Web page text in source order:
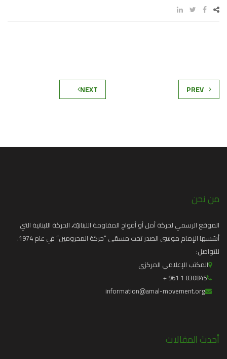
PREV
NEXT
من نحن
الموقع الرسمي لحركة أمل أو أفواج المقاومة اللبنانيّة،الحركة اللبنانية التي
أسّسها الإمام موسى الصدر تحت مسمّى “حركة المحرومين” في عام 1974.
للتواصل:
المكتب الإعلامي المركزي
830845 1 961 +
information@amal-movement.org
أحدث المقالات